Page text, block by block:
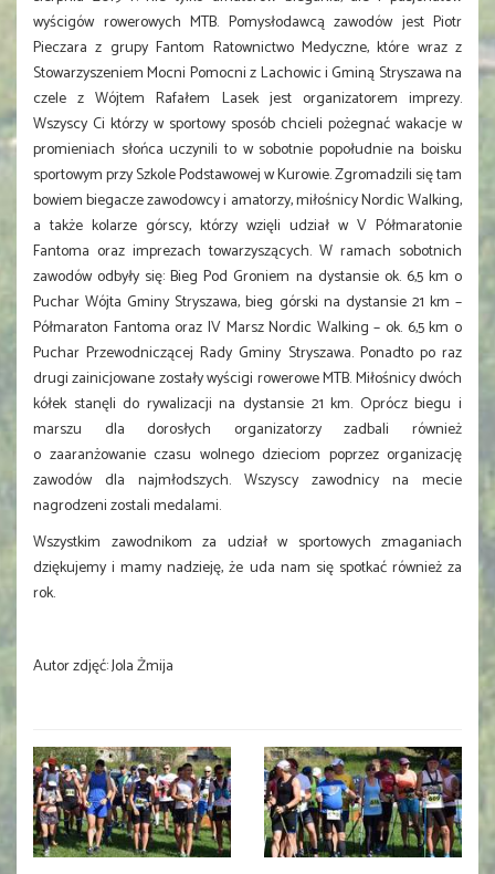
wyścigów rowerowych MTB. Pomysłodawcą zawodów jest Piotr
Pieczara z grupy Fantom Ratownictwo Medyczne,które wraz z
Stowarzyszeniem Mocni Pomocni zLachowic i Gminą Stryszawa na
czele z Wójtem Rafałem Lasek jest organizatorem imprezy.
Wszyscy Ci którzy w sportowy sposób chcieli pożegnać wakacje w
promieniach słońca uczynili to w sobotnie popołudnie na boisku
sportowym przy Szkole Podstawowej w Kurowie. Zgromadzili się tam
bowiem biegacze zawodowcy i amatorzy, miłośnicyNordic Walking,
a także kolarze górscy, którzy wzięli udział w V Półmaratonie
Fantoma oraz imprezach towarzyszących. W ramach sobotnich
zawodów odbyły się: Bieg Pod Groniem na dystansie ok. 6,5 km o
Puchar Wójta Gminy Stryszawa, bieg górski na dystansie 21 km –
Półmaraton Fantoma oraz IV Marsz Nordic Walking –ok. 6,5 km o
Puchar Przewodniczącej Rady Gminy Stryszawa. Ponadto poraz
drugi zainicjowane zostały wyścigi rowerowe MTB. Miłośnicy dwóch
kółek stanęli do rywalizacji na dystansie 21 km. Oprócz biegu i
marszu dla dorosłych organizatorzy zadbali również
o zaaranżowanie czasu wolnego dzieciom poprzez organizację
zawodów dla najmłodszych. Wszyscy zawodnicy na mecie
nagrodzeni zostali medalami.
Wszystkim zawodnikom za udział w sportowych zmaganiach
dziękujemy i mamy nadzieję, że uda nam się spotkać również za
rok.
Autor zdjęć: Jola Żmija